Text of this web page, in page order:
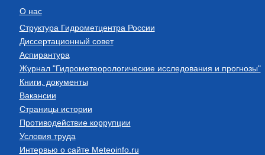
О нас
Структура Гидрометцентра России
Диссертационный совет
Аспирантура
Журнал "Гидрометеорологические исследования и прогнозы"
Книги, документы
Вакансии
Страницы истории
Противодействие коррупции
Условия труда
Интервью о сайте Meteoinfo.ru